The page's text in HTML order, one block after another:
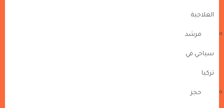
العلاجية
مرشد
سياحي في
تركيا
حجز